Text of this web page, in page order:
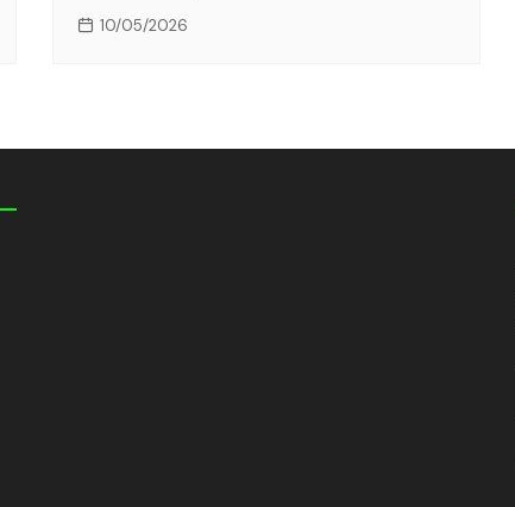
10/05/2026